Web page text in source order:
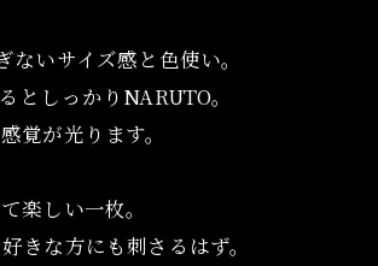
いサイズ感と色使い。
としっかりNARUTO。
覚が光ります。
楽しい一枚。
きな方にも刺さるはず。